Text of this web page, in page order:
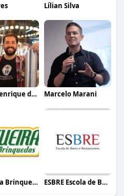
Lílian Silva
Carlos Henrique de Faria Vasconcelos Marcelo Marani
Nogueira Brinquedos ESBRE Escola de Bares e Restaurantes